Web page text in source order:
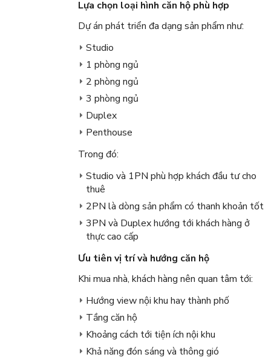
Lựa chọn loại hình căn hộ phù hợp
Dự án phát triển đa dạng sản phẩm như:
Studio
1 phòng ngủ
2 phòng ngủ
3 phòng ngủ
Duplex
Penthouse
Trong đó:
Studio và 1PN phù hợp khách đầu tư cho
thuê
2PN là dòng sản phẩm có thanh khoản tốt
3PN và Duplex hướng tới khách hàng ở
thực cao cấp
Ưu tiên vị trí và hướng căn hộ
Khi mua nhà, khách hàng nên quan tâm tới:
Hướng view nội khu hay thành phố
Tầng căn hộ
Khoảng cách tới tiện ích nội khu
Khả năng đón sáng và thông gió